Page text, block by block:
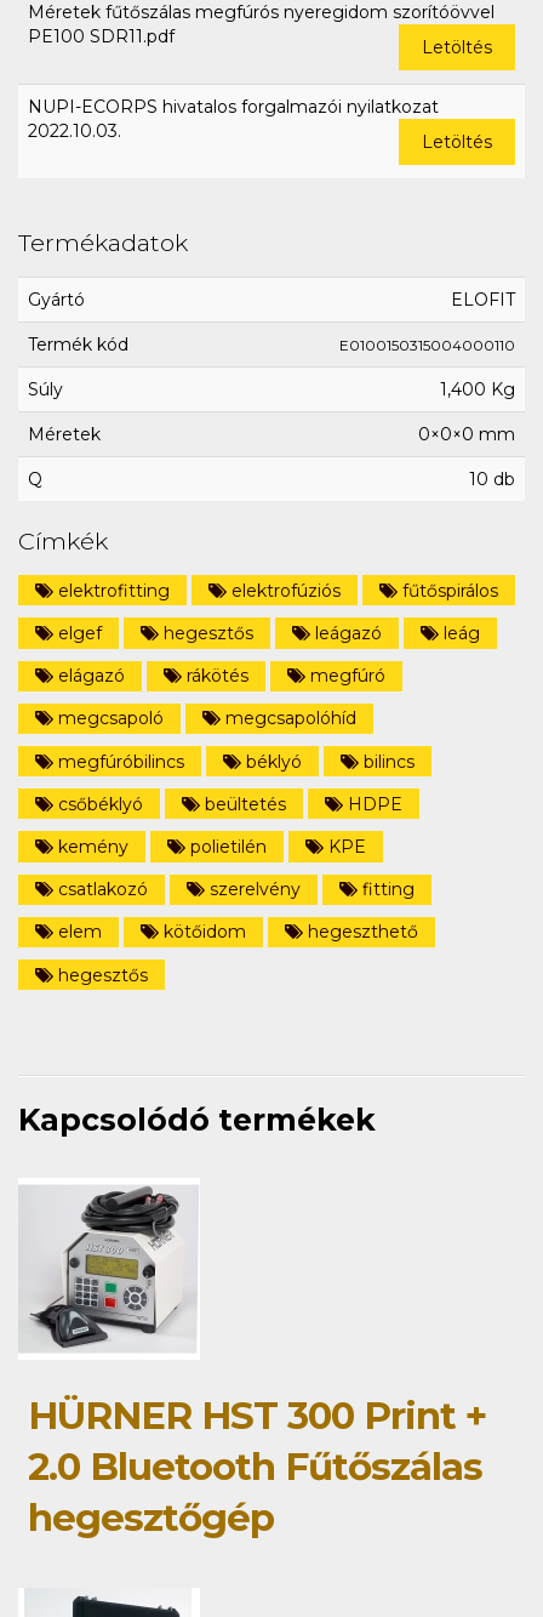
Méretek fűtőszálas megfúrós nyeregidom szorítóövvel
PE100 SDR11.pdf
Letöltés
NUPI-ECORPS hivatalos forgalmazói nyilatkozat
2022.10.03.
Letöltés
Termékadatok
Gyártó ELOFIT
Termék kód E0100150315004000110
Súly 1,400 Kg
Méretek 0×0×0 mm
Q 10 db
Címkék
elektrofitting elektrofúziós
fűtőspirálos
elgef
hegesztős leágazó
leág
elágazó
rákötés
megfúró
megcsapoló
megcsapolóhíd
megfúróbilincs
béklyó
bilincs
csőbéklyó
beültetés
HDPE
kemény
polietilén
KPE
csatlakozó
szerelvény
fitting
elem
kötőidom
hegeszthető
hegesztős
Kapcsolódó termékek
HÜRNER HST 300 Print +
2.0 Bluetooth Fűtőszálas
hegesztőgép